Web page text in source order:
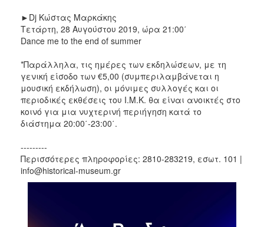
►Dj Κώστας Μαρκάκης
Τετάρτη, 28 Αυγούστου 2019, ώρα 21:00΄
Dance me to the end of summer
*Παράλληλα, τις ημέρες των εκδηλώσεων, με τη
γενική είσοδο των €5,00 (συμπεριλαμβάνεται η
μουσική εκδήλωση), οι μόνιμες συλλογές και οι
περιοδικές εκθέσεις του Ι.Μ.Κ. θα είναι ανοικτές στο
κοινό για μια νυχτερινή περιήγηση κατά το
διάστημα 20:00΄-23:00΄.
---------
Περισσότερες πληροφορίες: 2810-283219, εσωτ. 101 |
info@historical-museum.gr